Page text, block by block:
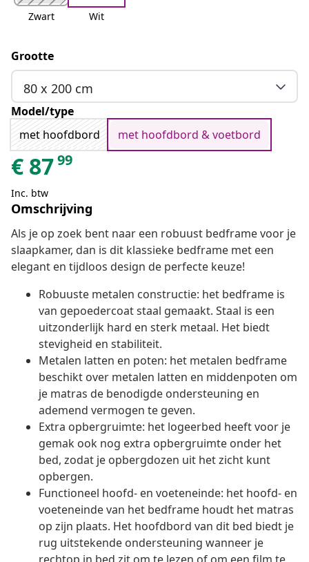
Zwart Wit
Grootte
80 x 200 cm
Model/type
met hoofdbord
met hoofdbord & voetbord
€ 8799
Inc. btw
Omschrijving
Als je op zoek bent naar een robuust bedframe voor je
slaapkamer, dan is dit klassieke bedframe met een
elegant en tijdloos design de perfecte keuze!
Robuuste metalen constructie: het bedframe is
van gepoedercoat staal gemaakt. Staal is een
uitzonderlijk hard en sterk metaal. Het biedt
stevigheid en stabiliteit.
Metalen latten en poten: het metalen bedframe
beschikt over metalen latten en middenpoten om
je matras de benodigde ondersteuning en
ademend vermogen te geven.
Extra opbergruimte: het logeerbed heeft voor je
gemak ook nog extra opbergruimte onder het
bed, zodat je opbergdozen uit het zicht kunt
opbergen.
Functioneel hoofd- en voeteneinde: het hoofd- en
voeteneinde van het bedframe houdt het matras
op zijn plaats. Het hoofdbord van dit bed biedt je
rug uitstekende ondersteuning wanneer je